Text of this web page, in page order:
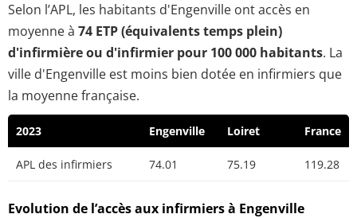
Selon l’APL, les habitants d'Engenville ont accès en
moyenne à 74 ETP (équivalents temps plein)
d'infirmière ou d'infirmier pour 100 000 habitants. La
ville d'Engenville est moins bien dotée en infirmiers que
la moyenne française.
2023 Engenville Loiret France
APL des infirmiers 74.01 75.19 119.28
Evolution de l’accès aux infirmiers à Engenville